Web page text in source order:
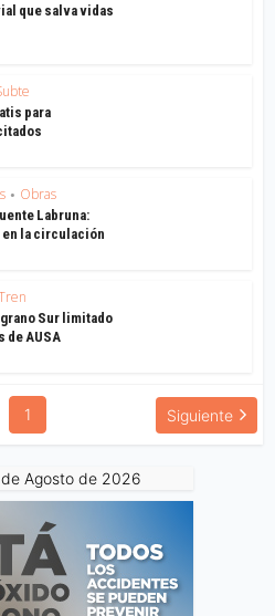
que salva vidas
para
• Obras
Labruna:
en la circulación
Sur limitado
de AUSA
1 Siguiente
Agosto de 2026